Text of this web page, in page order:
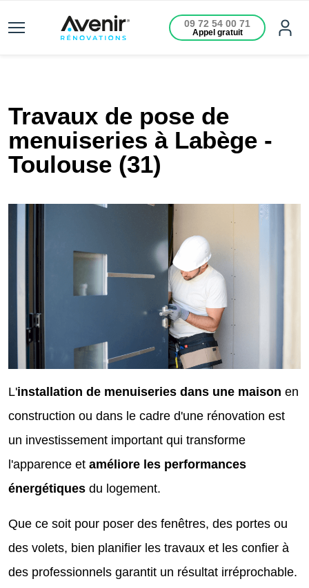
09 72 54 00 71
Appel gratuit
Travaux de pose de
menuiseries à Labège -
Toulouse (31)
L'installation de menuiseries dans une maison en
construction ou dans le cadre d'une rénovation est
un investissement important qui transforme
l'apparence et améliore les performances
énergétiques du logement.
Que ce soit pour poser des fenêtres, des portes ou
des volets, bien planifier les travaux et les confier à
des professionnels garantit un résultat irréprochable.